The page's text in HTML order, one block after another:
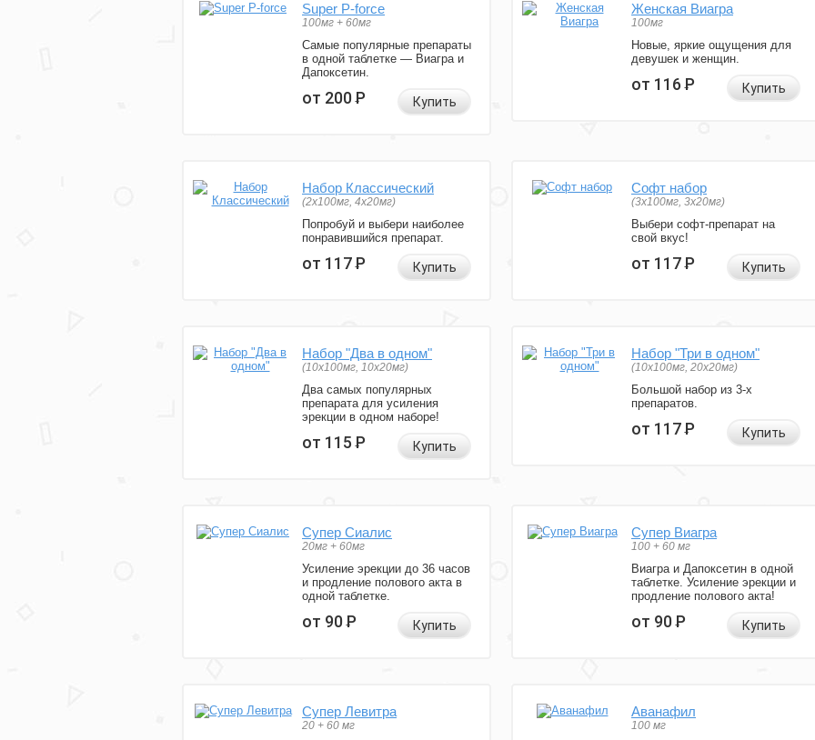
Super P-force
100мг + 60мг
Самые популярные препараты
в одной таблетке — Виагра и
Дапоксетин.
от 200Р Купить
Женская Виагра
100мг
Новые, яркие ощущения для
девушек и женщин.
от 116Р Купить
Набор Классический
(2x100мг, 4x20мг)
Попробуй и выбери наиболее
понравившийся препарат.
от 117Р Купить
Софт набор
(3x100мг, 3x20мг)
Выбери софт-препарат на
свой вкус!
от 117Р Купить
Набор "Два в одном"
(10x100мг, 10x20мг)
Два самых популярных
препарата для усиления
эрекции в одном наборе!
от 115Р Купить
Набор "Три в одном"
(10x100мг, 20x20мг)
Большой набор из 3-х
препаратов.
от 117Р Купить
Супер Сиалис
20мг + 60мг
Усиление эрекции до 36 часов
и продление полового акта в
одной таблетке.
от 90Р Купить
Супер Виагра
100 + 60 мг
Виагра и Дапоксетин в одной
таблетке. Усиление эрекции и
продление полового акта!
от 90Р Купить
Супер Левитра
20 + 60 мг
Аванафил
100 мг